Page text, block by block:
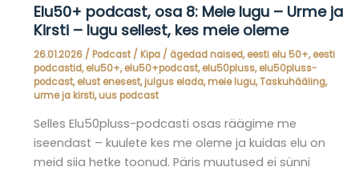
Elu50+ podcast, osa 8: Meie lugu – Urme ja
Kirsti – lugu sellest, kes meie oleme
26.01.2026 / Podcast/ Kipa / ägedad naised,eesti elu 50+,eesti
podcastid,elu50+,elu50+podcast,elu50pluss,elu50pluss-
podcast,elust enesest,julgus elada,meie lugu,Taskuhääling,
urme ja kirsti,uus podcast
Selles Elu50pluss-podcasti osas räägime me
iseendast – kuulete kes me oleme ja kuidas elu on
meid siia hetke toonud. Päris muutused ei sünni